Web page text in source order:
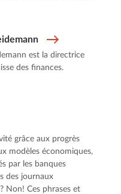
est la directrice
des finances.
grâce aux progrès
modèles économiques,
par les banques
des journaux
Non! Ces phrases et